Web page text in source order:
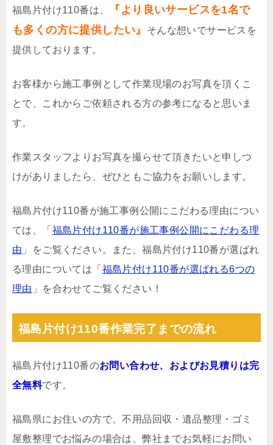
福島片付け110番は、
『より良いサービスを1名で
も多くの方に提供したい』
そんな想いでサービスを
提供しております。
お客様から施工事例として作業現場のお写真を頂くこ
とで、これからご依頼される方の参考になると思いま
す。
作業スタッフよりお写真を撮らせて頂きたいと申しつ
けがありましたら、ぜひともご協力をお願いします。
福島片付け110番が施工事例公開にこだわる理由につい
ては、「 福島片付け110番が施工事例公開にこだわる理
由 」をご覧ください。また、福島片付け110番が選ばれ
る理由については「 福島片付け110番が選ばれる6つの
理由 」を合わせてご覧ください！
福島片付け110番作業完了までの流れ
福島片付け110番のお問い合わせ、およびお見積りは完
全無料です。
福島県にお住いの方で、不用品回収・遺品整理・ゴミ
屋敷整理でお悩みの場合は、弊社までお気軽にお問い